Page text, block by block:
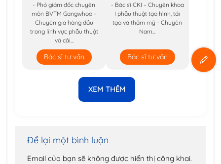
- Phó giám đốc chuyên
môn BVTM Gangwhoo -
Chuyên gia hàng đầu
trong lĩnh vực phẫu thuật
và cải...
Bác sĩ tư vấn
- Bác sĩ CKI – Chuyên khoa
I phẫu thuật tạo hình, tái
tạo và thẩm mỹ - Chuyên
Nam...
Bác sĩ tư vấn
XEM THÊM
Để lại một bình luận
Email của bạn sẽ không được hiển thị công khai.